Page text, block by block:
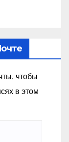
чтобы
в этом